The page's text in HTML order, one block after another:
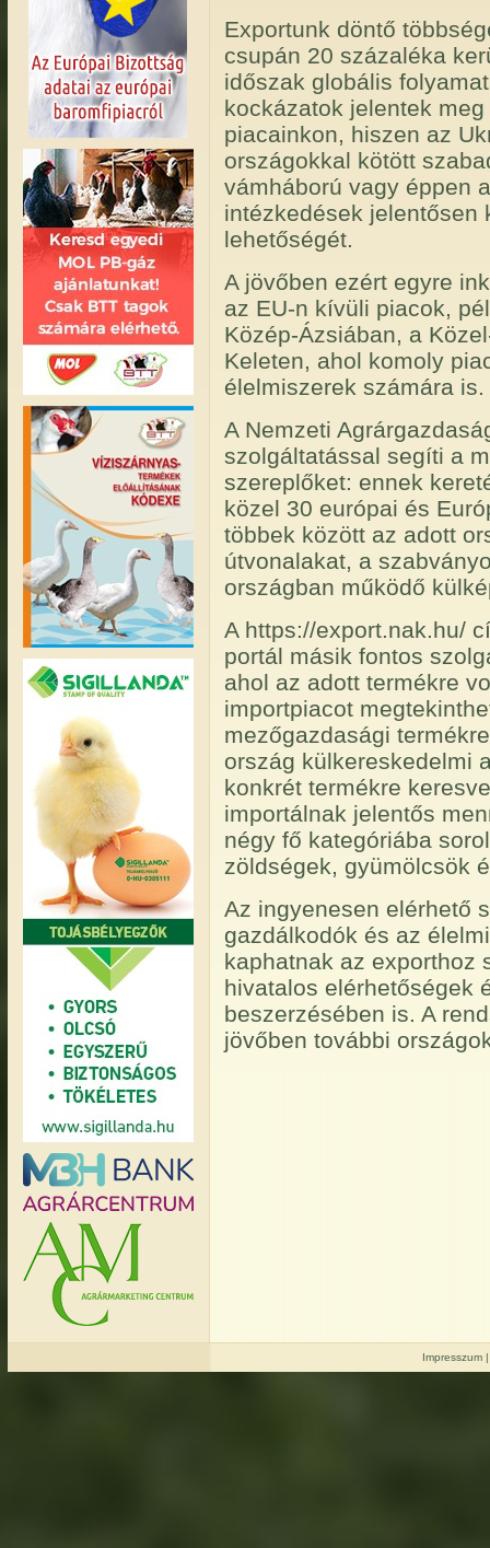
Exportunk döntő
csupán 20 százaléka
időszak globális
kockázatok jelentek
piacainkon, hiszen az
országokkal kötött
vámháború vagy éppen
intézkedések jelentősen
lehetőségét.
A jövőben ezért egyre
az EU-n kívüli piacok,
Közép-Ázsiában, a
Keleten, ahol komoly
élelmiszerek számára is.
A Nemzeti
szolgáltatással segíti a
szereplőket: ennek
közel 30 európai és
többek között az adott
útvonalakat, a
országban működő
A https://export.nak.hu/
portál másik fontos
ahol az adott termékre
importpiacot
mezőgazdasági
ország külkereskedelmi
konkrét termékre
importálnak jelentős
négy fő kategóriába
zöldségek, gyümölcsök
Az ingyenesen elérhető
gazdálkodók és az
kaphatnak az exporthoz
hivatalos elérhetőségek
beszerzésében is. A
jövőben további
Impresszum